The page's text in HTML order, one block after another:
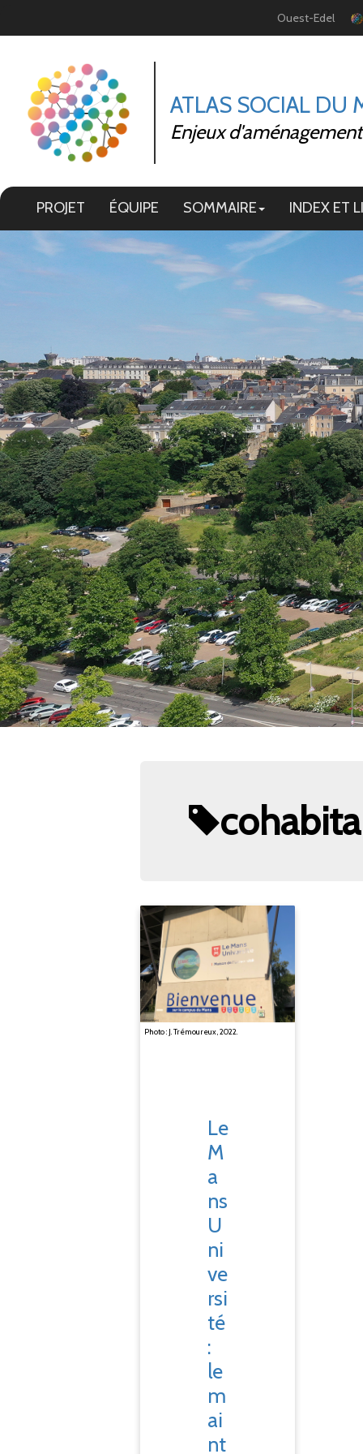
Ouest-Edel
ATLAS SOCIAL DU
Enjeux
PROJET ÉQUIPE SOMMAIRE INDEX ET
Photo : J. Trémoureux, 2022.
Le
M
a
ns
U
ni
ve
rsi
té
:
le
m
ai
nt